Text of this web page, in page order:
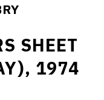
SHEET
1974